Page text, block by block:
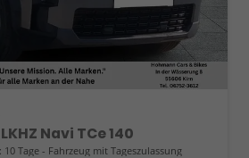
Navi TCe 140
10 Tage Fahrzeug mit Tageszulassung